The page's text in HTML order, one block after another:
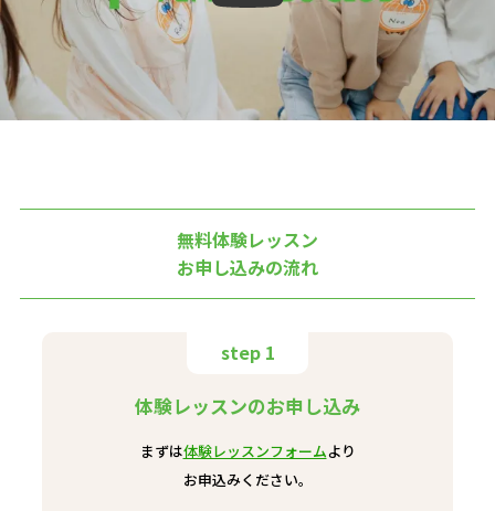
無料体験レッスン
お申し込みの流れ
step 1
体験レッスンのお申し込み
まずは体験レッスンフォームより
お申込みください。